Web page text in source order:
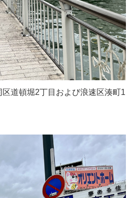
道頓堀2丁目および浪速区湊町1